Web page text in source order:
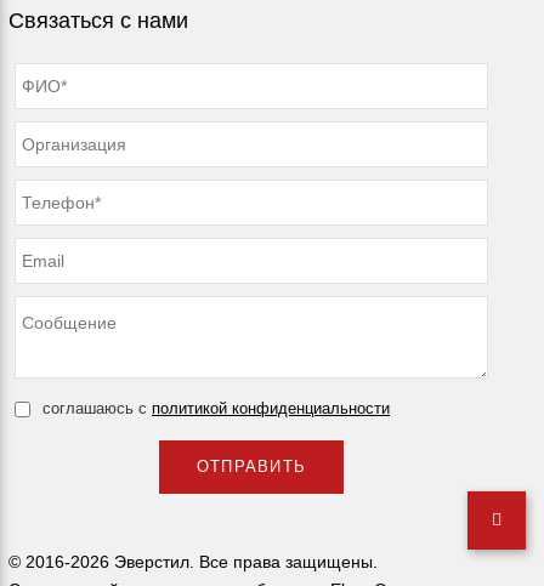
Связаться с нами
соглашаюсь с политикой конфиденциальности
© 2016-2026 Эверстил. Все права защищены.